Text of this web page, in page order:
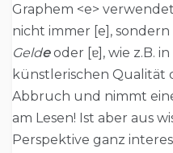
Graphem <e>
nicht immer [e], sondern
Geldeoder [ɐ], wie z.B. in
künstlerischen Qualität
Abbruch und nimmt
am Lesen! Ist aber aus
Perspektive ganz